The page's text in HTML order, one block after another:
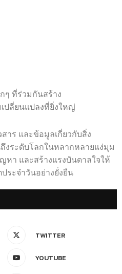
ๆ ที่ร่วมกันสร้าง
ปลี่ยนแปลงที่ยิ่งใหญ่
าร และข้อมูลเกี่ยวกับสิ่ง
งระดับโลกในหลากหลายแง่มุม
หา และสร้างแรงบันดาลใจให้
ระจำวันอย่างยั่งยืน
TWITTER
YOUTUBE